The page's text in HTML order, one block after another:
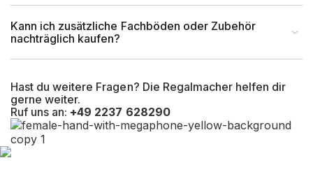
Fachhöhe
(mm)
Fachboden und Unterkante
größtmögliche
Fachhöhe
(mm)
ca. 1000 mm zwischen
Unterkante Fachboden
Hast du weitere Fragen? Die Regalmacher helfen dir
gerne weiter.
Ruf uns an: +49 2237 628290
Kann ich zusätzliche Fachböden oder Zubehör
nachträglich kaufen?